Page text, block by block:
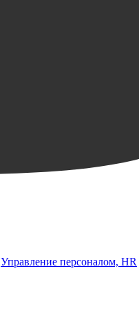
Управление персоналом, HR